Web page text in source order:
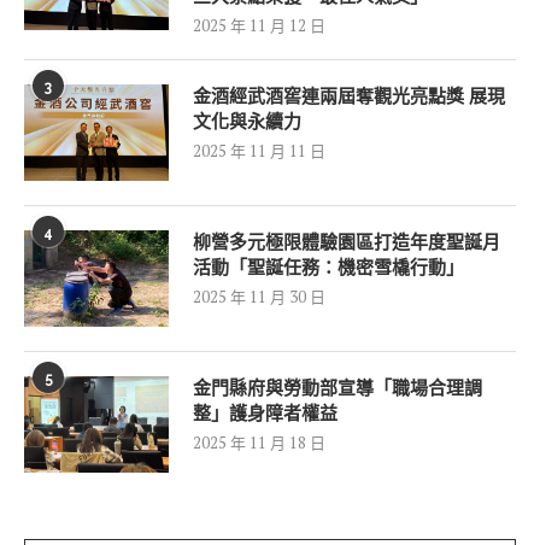
2025 年 11 月 12 日
3
金酒經武酒窖連兩屆奪觀光亮點獎 展現
文化與永續力
2025 年 11 月 11 日
4
柳營多元極限體驗園區打造年度聖誕月
活動「聖誕任務：機密雪橇行動」
2025 年 11 月 30 日
5
金門縣府與勞動部宣導「職場合理調
整」護身障者權益
2025 年 11 月 18 日